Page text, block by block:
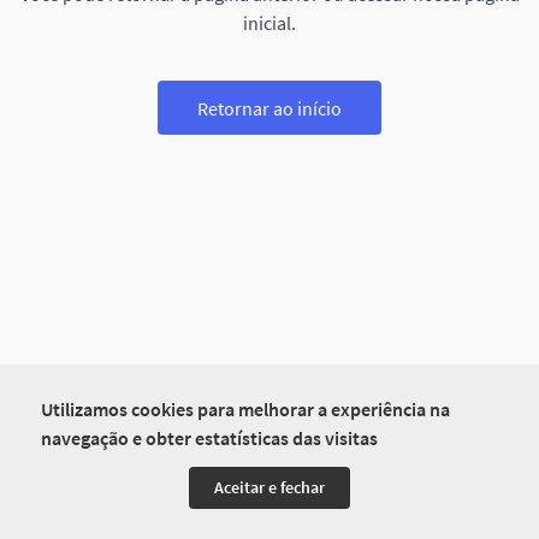
Utilizamos cookies para melhorar a experiência na
navegação e obter estatísticas das visitas
Aceitar e fechar
inicial.
Retornar ao início